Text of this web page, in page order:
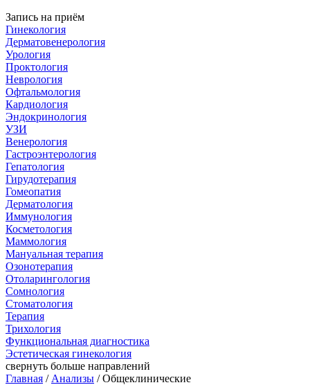
Запись на приём
Гинекология
Дерматовенерология
Урология
Проктология
Неврология
Офтальмология
Кардиология
Эндокринология
УЗИ
Венерология
Гастроэнтерология
Гепатология
Гирудотерапия
Гомеопатия
Дерматология
Иммунология
Косметология
Маммология
Мануальная терапия
Озонотерапия
Отоларингология
Сомнология
Стоматология
Терапия
Трихология
Функциональная диагностика
Эстетическая гинекология
свернуть больше направлений
Главная / Анализы / Общеклинические